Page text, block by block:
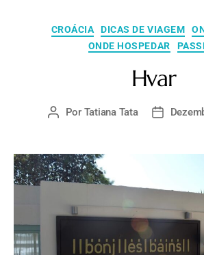
CROÁCIA DICAS DE VIAGEM
ONDE HOSPEDAR
Hvar
Por Tatiana Tata